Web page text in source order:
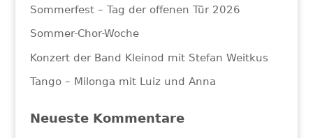
Sommerfest – Tag der offenen Tür 2026
Sommer-Chor-Woche
Konzert der Band Kleinod mit Stefan Weitkus
Tango – Milonga mit Luiz und Anna
Neueste Kommentare